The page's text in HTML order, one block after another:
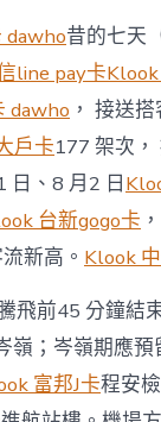
dawho昔的七天
line pay卡
dawho ， 接送
戶卡177 架次
日、8 月2 日
台新gogo卡
新高。 Klook
飛前45 分鐘結
；岑嶺期應
富邦J卡程安